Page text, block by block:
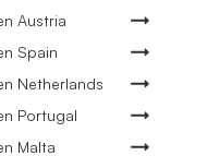
Austria
Spain
Netherlands
Portugal
Malta